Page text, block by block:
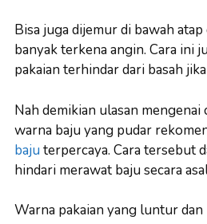
Bisa juga dijemur di bawah
banyak terkena angin. Cara ini
pakaian terhindar dari basah
Nah demikian ulasan mengenai
warna baju yang pudar
baju terpercaya. Cara tersebut
hindari merawat baju secara
Warna pakaian yang luntur